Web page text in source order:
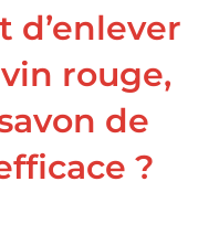
d’enlever
rouge,
de
?